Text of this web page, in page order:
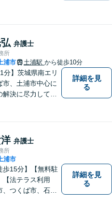
の相談が大切で
談しやすい環境
ますので、お気
ください。
弁護士
所
浦市 土浦駅 から徒歩10分
分】茨城県南エリ
市、土浦市中心に
決に尽力してお
ご相談くださ
詳細を見
る
弁護士
所
浦市
歩15分】【無料駐
【法テラス利用
つくば市、石岡
詳細を見
る